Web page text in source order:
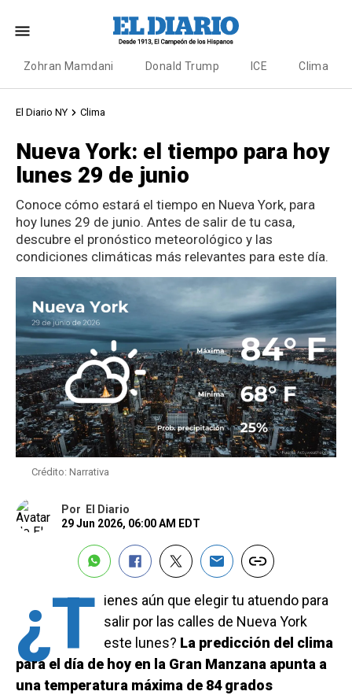
Zohran Mamdani Donald Trump ICE Clima
El Diario NY Clima
Nueva York: el tiempo para hoy
lunes 29 de junio
Conoce cómo estará el tiempo en Nueva York, para
hoy lunes 29 de junio. Antes de salir de tu casa,
descubre el pronóstico meteorológico y las
condiciones climáticas más relevantes para este día.
Crédito: Narrativa
Por
El Diario
29 Jun 2026, 06:00 AM EDT
¿T ienes aún que elegir tu atuendo para
salir por las calles de Nueva York
este lunes? La predicción del clima
para el día de hoy en la Gran Manzana apunta a
una temperatura máxima de 84 grados